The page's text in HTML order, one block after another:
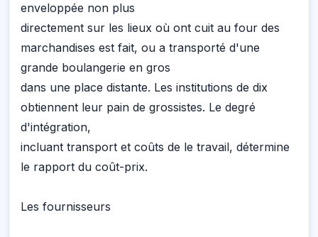
enveloppée non plus
directement sur les lieux où ont cuit au four des
marchandises est fait, ou a transporté d'une
grande boulangerie en gros
dans une place distante. Les institutions de dix
obtiennent leur pain de grossistes. Le degré
d'intégration,
incluant transport et coûts de le travail, détermine
le rapport du coût-prix.
Les fournisseurs